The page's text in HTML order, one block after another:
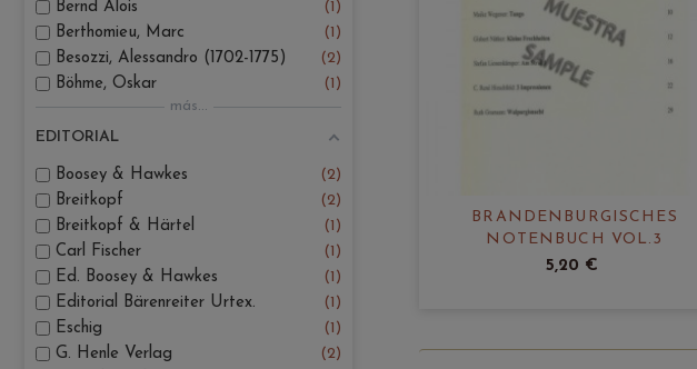
Bernd Alois
1
Berthomieu, Marc
1
Besozzi, Alessandro (1702-1775)
2
Böhme, Oskar
1
más...
EDITORIAL
Boosey & Hawkes
2
Breitkopf
2
Breitkopf & Härtel
1
Carl Fischer
1
Ed. Boosey & Hawkes
1
Editorial Bärenreiter Urtex.
1
Eschig
1
G. Henle Verlag
2
BRANDENBURGISCHES
NOTENBUCH VOL.3
5,20 €